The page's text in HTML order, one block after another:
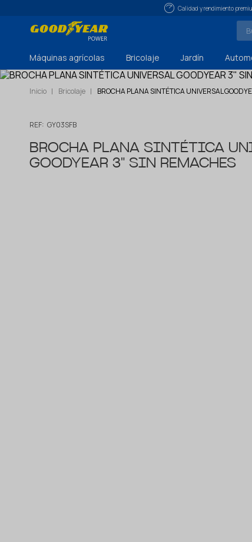
Calidad y rendimiento
Máquinas agrícolas Bricolaje Jardín
Inicio Bricolaje BROCHA PLANA SINTÉTICA UNIVERSAL
REF: GY03SFB
BROCHA PLANA SINTÉTICA
GOODYEAR 3" SIN REMACHES